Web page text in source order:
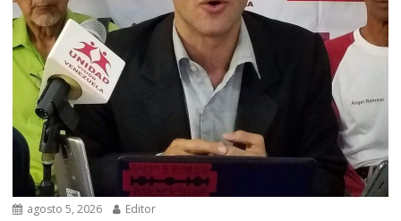
agosto 5, 2026 Editor